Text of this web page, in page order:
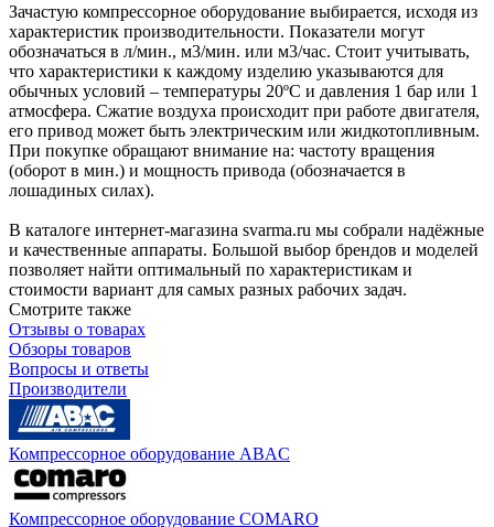
Зачастую компрессорное оборудование выбирается, исходя из
характеристик производительности. Показатели могут
обозначаться в л/мин., м3/мин. или м3/час. Стоит учитывать,
что характеристики к каждому изделию указываются для
обычных условий – температуры 20ºC и давления 1 бар или 1
атмосфера. Сжатие воздуха происходит при работе двигателя,
его привод может быть электрическим или жидкотопливным.
При покупке обращают внимание на: частоту вращения
(оборот в мин.) и мощность привода (обозначается в
лошадиных силах).
В каталоге интернет-магазина svarma.ru мы собрали надёжные
и качественные аппараты. Большой выбор брендов и моделей
позволяет найти оптимальный по характеристикам и
стоимости вариант для самых разных рабочих задач.
Смотрите также
Отзывы о товарах
Обзоры товаров
Вопросы и ответы
Производители
Компрессорное оборудование ABAC
Компрессорное оборудование COMARO